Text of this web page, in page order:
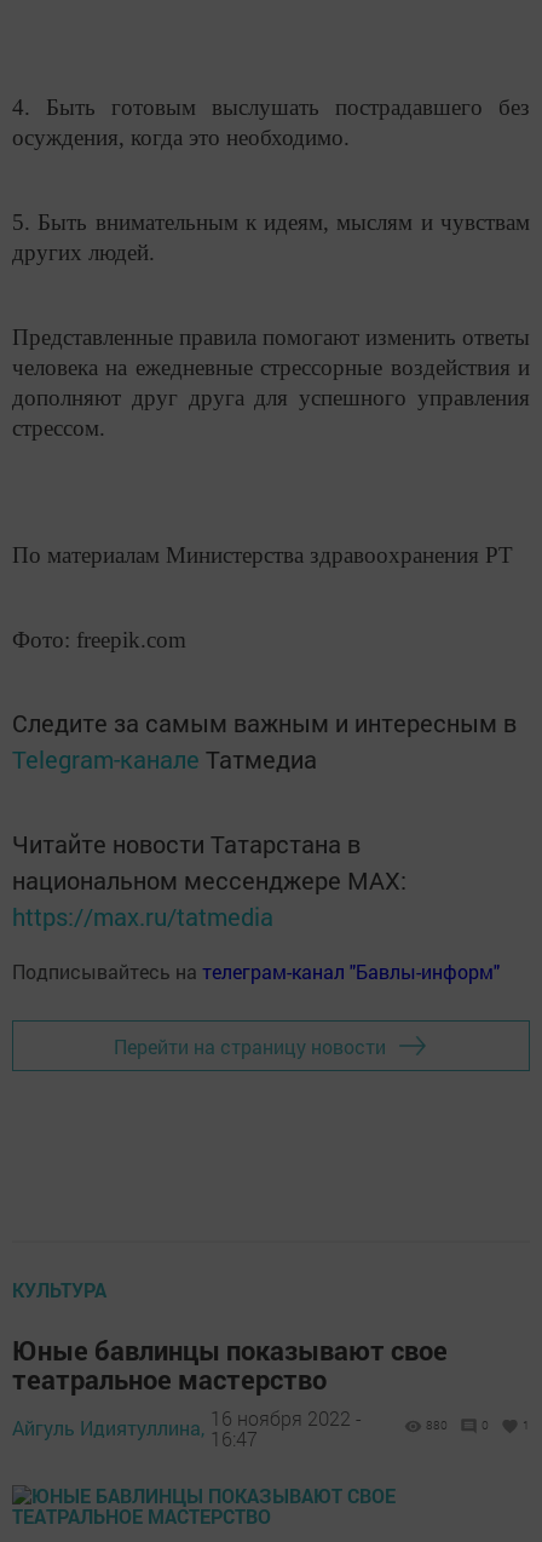
4. Быть готовым выслушать пострадавшего без
осуждения, когда это необходимо.
5. Быть внимательным к идеям, мыслям и чувствам
других людей.
Представленные правила помогают изменить ответы
человека на ежедневные стрессорные воздействия и
дополняют друг друга для успешного управления
стрессом.
По материалам Министерства здравоохранения РТ
Фото: freepik.com
Следите за самым важным и интересным в
Telegram-канале Татмедиа
Читайте новости Татарстана в
национальном мессенджере MАХ:
https://max.ru/tatmedia
Подписывайтесь на телеграм-канал "Бавлы-информ"
Перейти на страницу новости
КУЛЬТУРА
Юные бавлинцы показывают свое
театральное мастерство
Айгуль Идиятуллина, 16 ноября 2022 -
16:47
880 0 1